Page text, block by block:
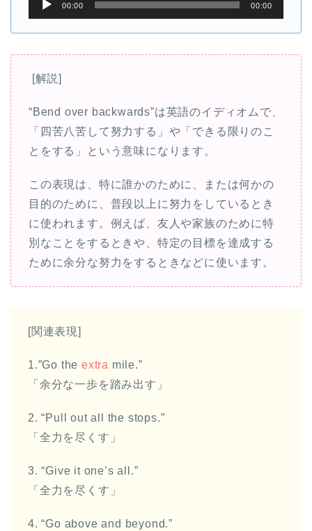
声
レ
ー
ー
00:00 00:00
[解説]
“Bend over backwards”は英語のイディオムで、
「四苦八苦して努力する」や「できる限りのこ
とをする」という意味になります。
この表現は、特に誰かのために、または何かの
目的のために、普段以上に努力をしているとき
に使われます。例えば、友人や家族のために特
別なことをするときや、特定の目標を達成する
ために余分な努力をするときなどに使います。
[関連表現]
1.”Go the extra mile.”
「余分な一歩を踏み出す」
2. “Pull out all the stops.”
「全力を尽くす」
3. “Give it one’s all.”
「全力を尽くす」
4. “Go above and beyond.”